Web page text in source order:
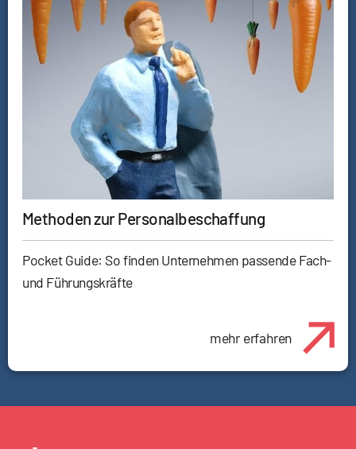
Methoden zur Personalbeschaffung
Pocket Guide: So finden Unternehmen passende Fach-
und Führungskräfte
mehr erfahren